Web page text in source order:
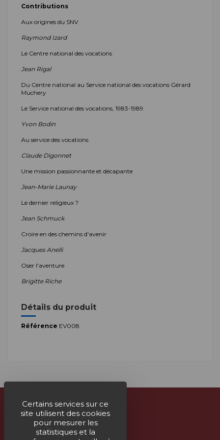
Certains services sur ce
site utilisent des cookies
pour mesurer les
statistiques et la
Contributions
Aux origines du SNV
Raymond Izard
Le Centre national des vocations
Jean Rigal
Du Centre national au Service national des vocations Gérard
Muchery
Le Service national des vocations, 1983-1989
Yvon Bodin
Au service des vocations
Claude Digonnet
Une mission passionnante et décapante
Jean-Marie Launay
Le dernier religieux ?
Jean Schmuck
Croire en des chemins d'avenir
Jacques Anelli
Oser l'aventure
Brigitte Riche
Détails du produit
Référence EV008
À propos